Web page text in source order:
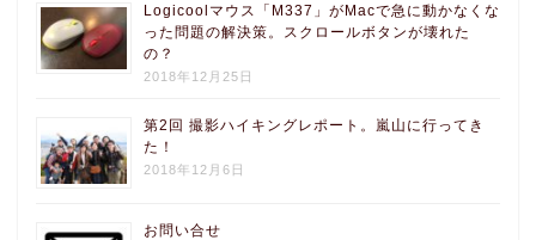
Logicoolマウス「M337」がMacで急に動かなくな
った問題の解決策。スクロールボタンが壊れた
の？
2018年12月25日
第2回 撮影ハイキングレポート。嵐山に行ってき
た！
2018年12月6日
お問い合せ